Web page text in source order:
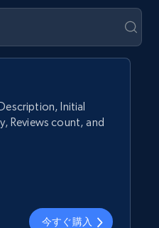
Initial
Reviews count, and
今すぐ購入